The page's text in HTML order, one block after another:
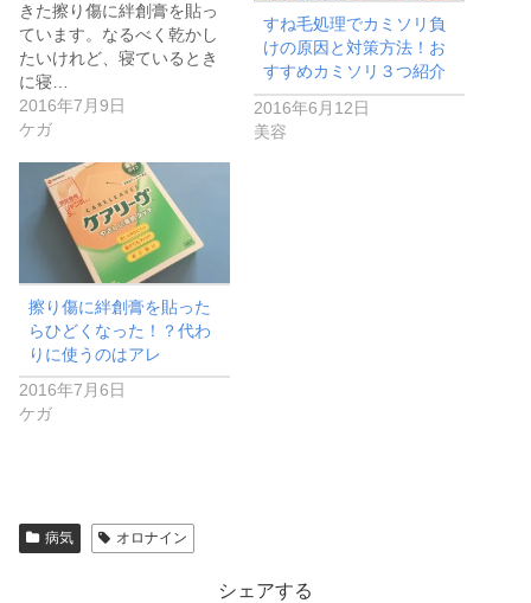
きた擦り傷に絆創膏を貼っ
ています。なるべく乾かし
たいけれど、寝ているとき
に寝…
2016年7月9日
ケガ
すね毛処理でカミソリ負
けの原因と対策方法！お
すすめカミソリ３つ紹介
2016年6月12日
美容
擦り傷に絆創膏を貼った
らひどくなった！？代わ
りに使うのはアレ
2016年7月6日
ケガ
病気 オロナイン
シェアする